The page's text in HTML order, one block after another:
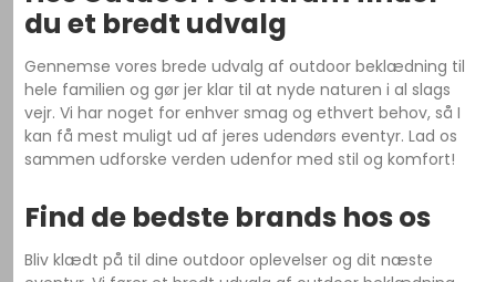
du et bredt udvalg
Gennemse vores brede udvalg af outdoor beklædning til
hele familien og gør jer klar til at nyde naturen i al slags
vejr. Vi har noget for enhver smag og ethvert behov, så I
kan få mest muligt ud af jeres udendørs eventyr. Lad os
sammen udforske verden udenfor med stil og komfort!
Find de bedste brands hos os
Bliv klædt på til dine outdoor oplevelser og dit næste